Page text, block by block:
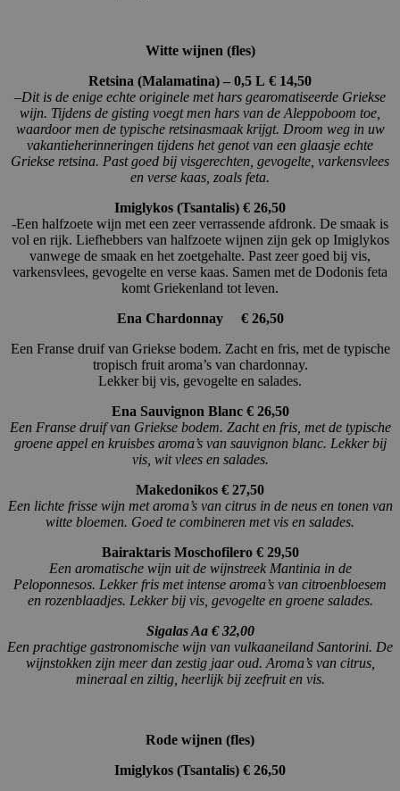
Witte wijnen (fles)
Retsina (Malamatina) – 0,5 L € 14,50
–Dit is de enige echte originele met hars gearomatiseerde Griekse
wijn. Tijdens de gisting voegt men hars van de Aleppoboom toe,
waardoor men de typische retsinasmaak krijgt. Droom weg in uw
vakantieherinneringen tijdens het genot van een glaasje echte
Griekse retsina. Past goed bij visgerechten, gevogelte, varkensvlees
en verse kaas, zoals feta.
Imiglykos (Tsantalis) € 26,50
-Een halfzoete wijn met een zeer verrassende afdronk. De smaak is
vol en rijk. Liefhebbers van halfzoete wijnen zijn gek op Imiglykos
vanwege de smaak en het zoetgehalte. Past zeer goed bij vis,
varkensvlees, gevogelte en verse kaas. Samen met de Dodonis feta
komt Griekenland tot leven.
Ena Chardonnay € 26,50
Een Franse druif van Griekse bodem. Zacht en fris, met de typische
tropisch fruit aroma’s van chardonnay.
Lekker bij vis, gevogelte en salades.
Ena Sauvignon Blanc € 26,50
Een Franse druif van Griekse bodem. Zacht en fris, met de typische
groene appel en kruisbes aroma’s van sauvignon blanc. Lekker bij
vis, wit vlees en salades.
Makedonikos € 27,50
Een lichte frisse wijn met aroma’s van citrus in de neus en tonen van
witte bloemen. Goed te combineren met vis en salades.
Bairaktaris Moschofilero € 29,50
Een aromatische wijn uit de wijnstreek Mantinia in de
Peloponnesos. Lekker fris met intense aroma’s van citroenbloesem
en rozenblaadjes. Lekker bij vis, gevogelte en groene salades.
Sigalas Aa € 32,00
Een prachtige gastronomische wijn van vulkaaneiland Santorini. De
wijnstokken zijn meer dan zestig jaar oud. Aroma’s van citrus,
mineraal en ziltig, heerlijk bij zeefruit en vis.
Rode wijnen (fles)
Imiglykos (Tsantalis) € 26,50